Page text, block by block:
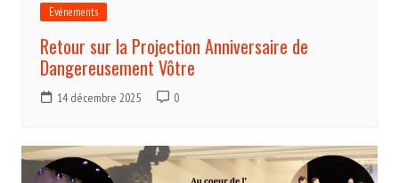
Evénements
Retour sur la Projection Anniversaire de
Dangereusement Vôtre
14 décembre 2025 0